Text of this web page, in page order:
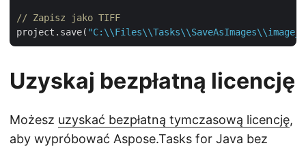
// Zapisz jako TIFF
project.save(
Uzyskaj bezpłatną licencję
Możesz uzyskać bezpłatną tymczasową licencję,
aby wypróbować Aspose.Tasks for Java bez